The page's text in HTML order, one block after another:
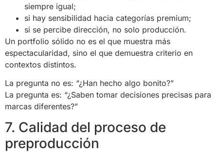
siempre igual;
si hay sensibilidad hacia categorías premium;
si se percibe dirección, no solo producción.
Un portfolio sólido no es el que muestra más
espectacularidad, sino el que demuestra criterio en
contextos distintos.
La pregunta no es: “¿Han hecho algo bonito?”
La pregunta es: “¿Saben tomar decisiones precisas para
marcas diferentes?”
7. Calidad del proceso de
preproducción